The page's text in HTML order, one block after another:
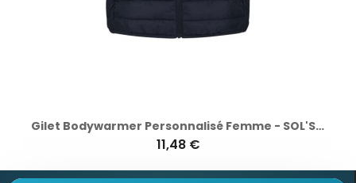
Gilet Bodywarmer Personnalisé Femme - SOL'S STREAM
11,48 €